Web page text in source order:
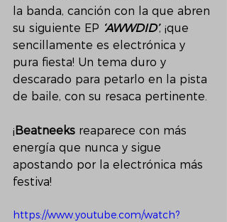
la banda, canción con la que abren
su siguiente EP ‘AWWDID’, ¡que
sencillamente es electrónica y
pura fiesta! Un tema duro y
descarado para petarlo en la pista
de baile, con su resaca pertinente.
¡Beatneeks reaparece con más
energía que nunca y sigue
apostando por la electrónica más
festiva!
https://www.youtube.com/watch?